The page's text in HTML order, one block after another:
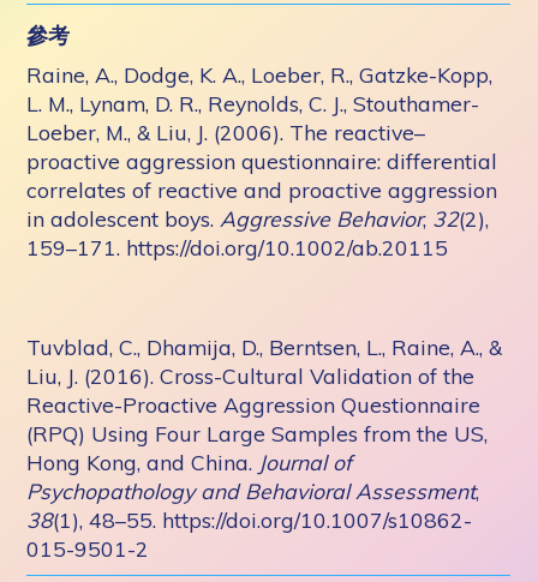
參考
Raine, A., Dodge, K. A., Loeber, R., Gatzke-Kopp,
L. M., Lynam, D. R., Reynolds, C. J., Stouthamer-
Loeber, M., & Liu, J. (2006). The reactive–
proactive aggression questionnaire: differential
correlates of reactive and proactive aggression
in adolescent boys. Aggressive Behavior, 32(2),
159–171. https://doi.org/10.1002/ab.20115
Tuvblad, C., Dhamija, D., Berntsen, L., Raine, A., &
Liu, J. (2016). Cross-Cultural Validation of the
Reactive-Proactive Aggression Questionnaire
(RPQ) Using Four Large Samples from the US,
Hong Kong, and China. Journal of
Psychopathology and Behavioral Assessment,
38(1), 48–55. https://doi.org/10.1007/s10862-
015-9501-2